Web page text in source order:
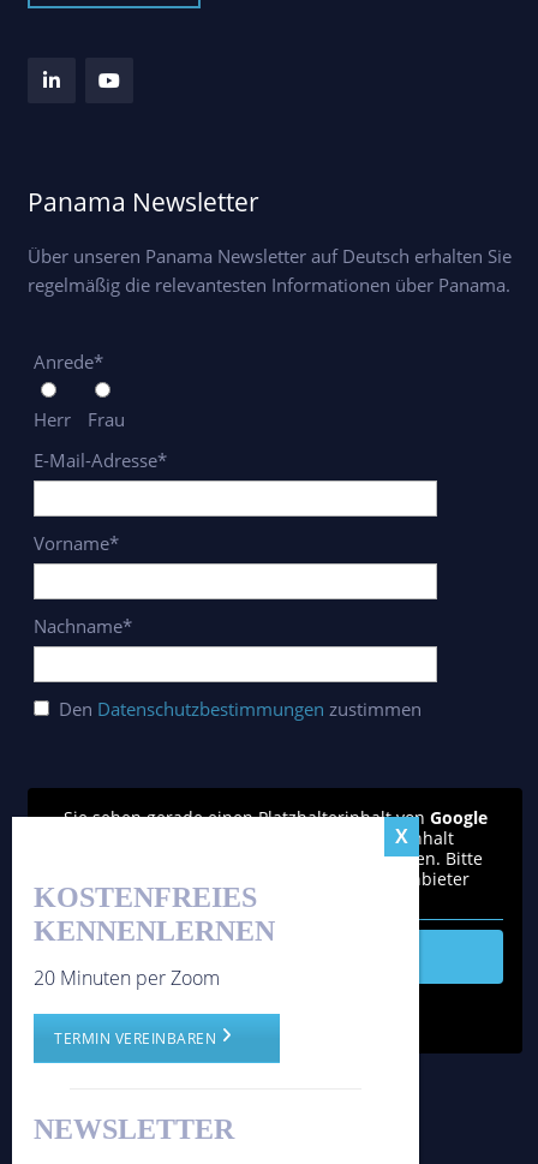
Panama Newsletter
Über unseren Panama Newsletter auf Deutsch erhalten Sie
regelmäßig die relevantesten Informationen über Panama.
Anrede*
Herr
Frau
E-Mail-Adresse*
Vorname*
Nachname*
Den Datenschutzbestimmungen zustimmen
Sie sehen gerade einen Platzhalterinhalt von Google
. Um auf den eigentlichen Inhalt
zuzugreifen, klicken Sie auf den Button unten. Bitte
beachten Sie, dass dabei Daten an Drittanbieter
weitergegeben werden.
KOSTENFREIES
KENNENLERNEN
20 Minuten per Zoom
TERMIN VEREINBAREN
NEWSLETTER